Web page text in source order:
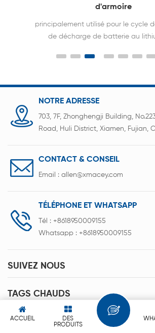
batterie au lithium-ion EV à
Le système a la fonction d'entrée
régénération d'énergie, ce qui peut
les outils de jardin, le stockage
domestique et extérieur.
NOTRE ADRESSE
703, 7F, Zhonghengji Building,
Road, Huli District, Xiamen, Fujian,
CONTACT & CONSEIL
Email : allen@xmacey.com
TÉLÉPHONE ET WHATSAPP
Tél : +8618950009155
Whatsapp : +8618950009155
SUIVEZ NOUS
TAGS CHAUDS
PRODUITS CHAUDS
ACCUEIL
DES
PRODUITS